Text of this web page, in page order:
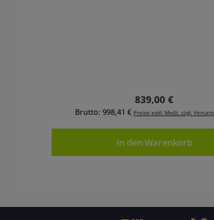
Regulärer Preis:
839,00 €
Brutto: 998,41 € Preise exkl. MwSt. zzgl.
In den Warenkorb